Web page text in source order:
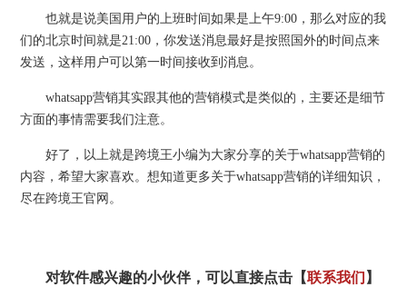
也就是说美国用户的上班时间如果是上午9:00，那么对应的我
们的北京时间就是21:00，你发送消息最好是按照国外的时间点来
发送，这样用户可以第一时间接收到消息。
whatsapp营销其实跟其他的营销模式是类似的，主要还是细节
方面的事情需要我们注意。
好了，以上就是跨境王小编为大家分享的关于whatsapp营销的
内容，希望大家喜欢。想知道更多关于whatsapp营销的详细知识，
尽在跨境王官网。
对软件感兴趣的小伙伴，可以直接点击【联系我们 】